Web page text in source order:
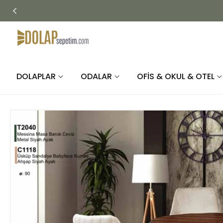
İÇERIĞE
ATLA
DOLAPLAR ODALAR OFİS & OKUL & OTEL
ÜRÜN
ATLA